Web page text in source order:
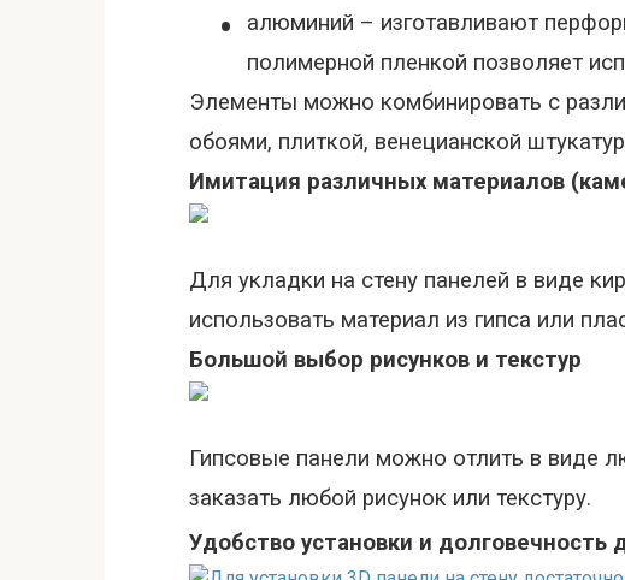
•
алюминий – изготавливают
полимерной пленкой позволяет
Элементы можно комбинировать с
обоями, плиткой, венецианской
Имитация различных материалов
Для укладки на стену панелей в виде
использовать материал из гипса или
Большой выбор рисунков и текстур
Гипсовые панели можно отлить в виде
заказать любой рисунок или текстуру.
Удобство установки и долговечность